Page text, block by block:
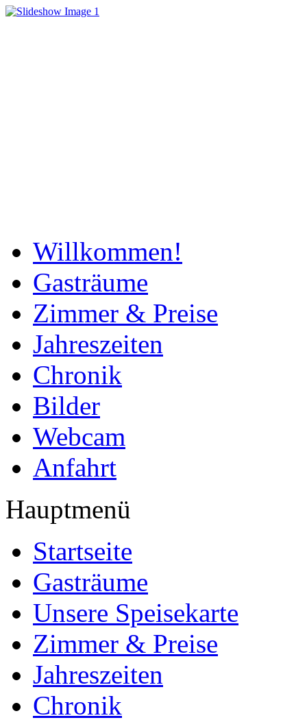
Willkommen!
Gasträume
Zimmer & Preise
Jahreszeiten
Chronik
Bilder
Webcam
Anfahrt
Hauptmenü
Startseite
Gasträume
Unsere Speisekarte
Zimmer & Preise
Jahreszeiten
Chronik